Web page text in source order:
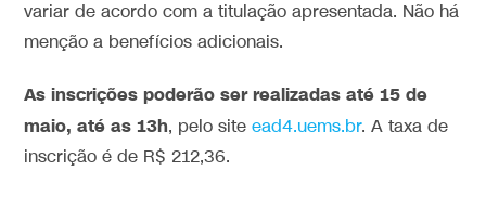
variar de acordo com a titulação apresentada. Não há
menção a benefícios adicionais.
As inscrições poderão ser realizadas até 15 de
maio, até as 13h, pelo siteead4.uems.br. A taxa de
inscrição é de R$ 212,36.